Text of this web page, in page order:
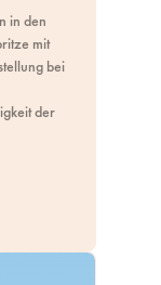
in den
mit
bei
der